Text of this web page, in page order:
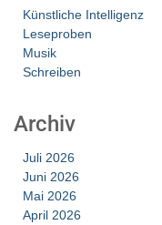
Künstliche Intelligenz
Leseproben
Musik
Schreiben
Archiv
Juli 2026
Juni 2026
Mai 2026
April 2026